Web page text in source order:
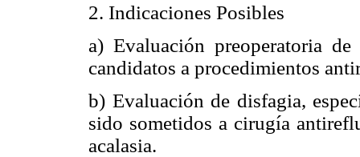
2. Indicaciones Posibles
a) Evaluación preoperatoria
candidatos a procedimientos
b) Evaluación de disfagia,
sido sometidos a cirugía
acalasia.